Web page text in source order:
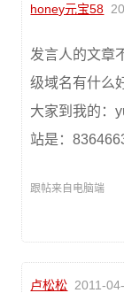
honey元宝58
发言人的文章
级域名有什么
大家到我的：
站是：
跟帖来自电脑端
卢松松 2011-